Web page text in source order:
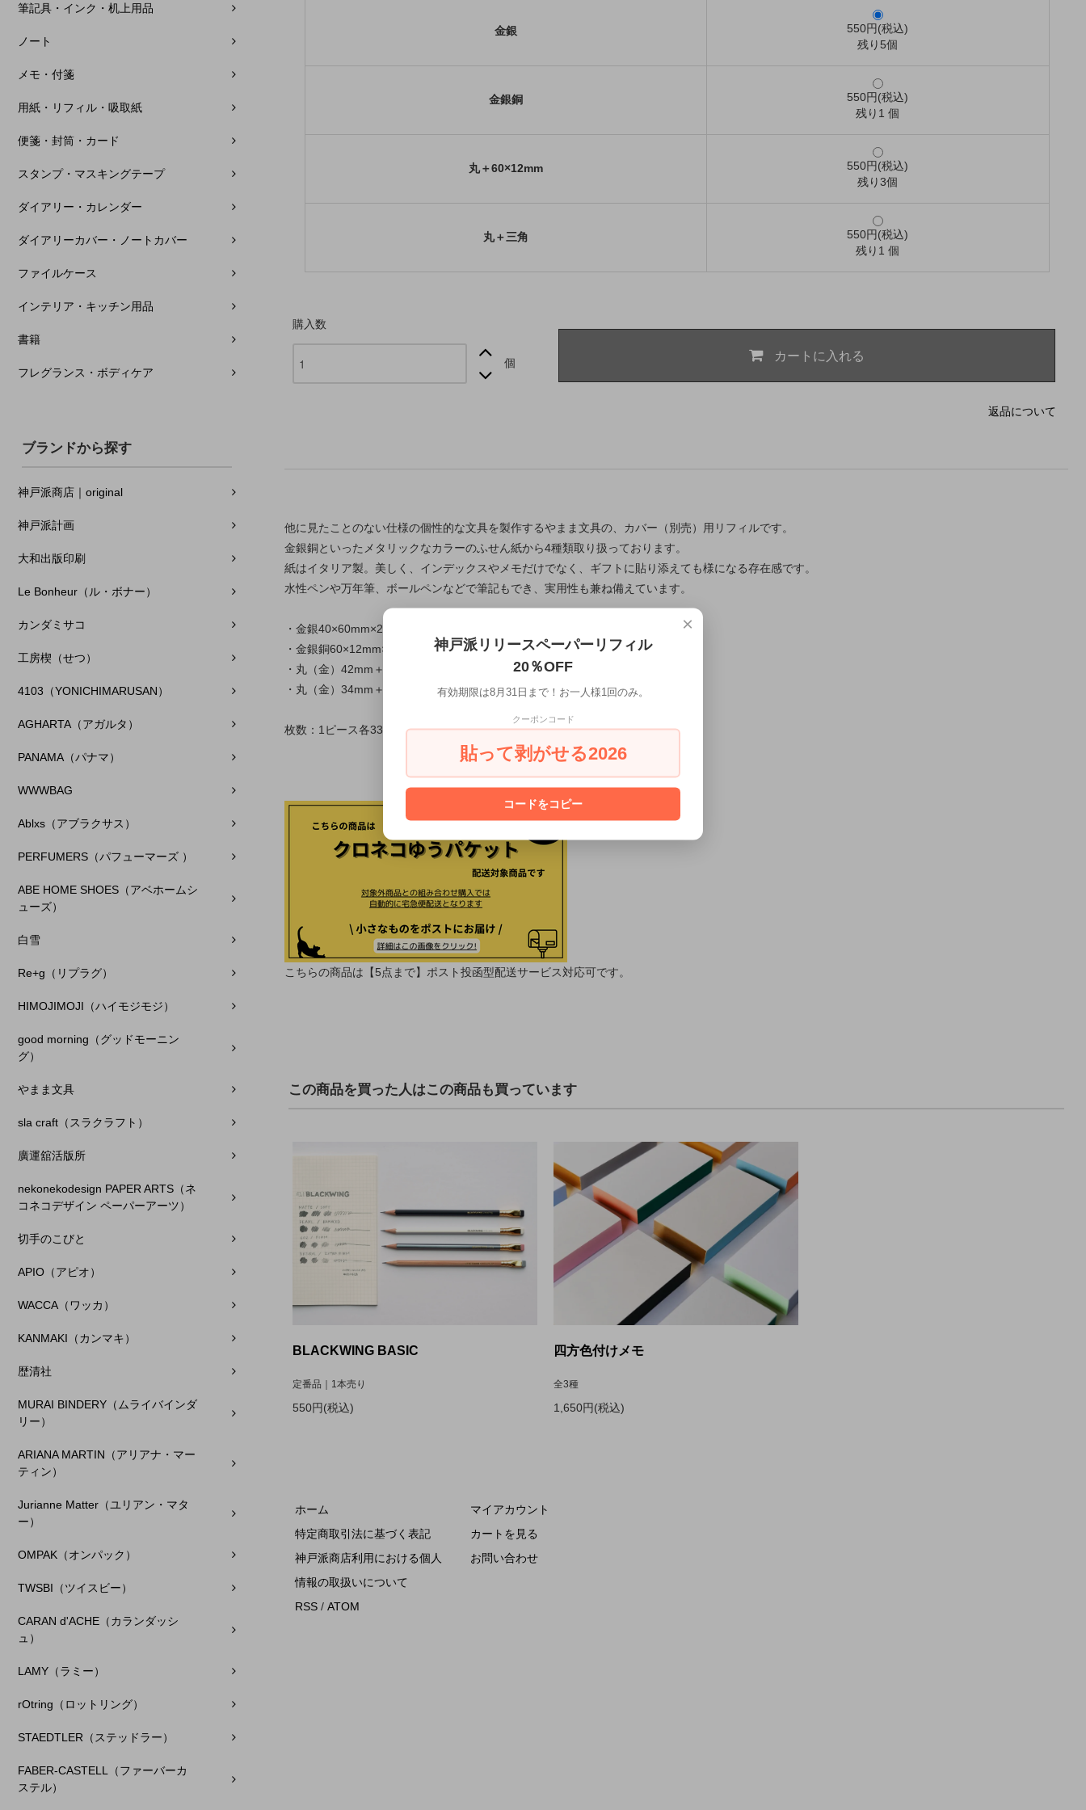
筆記具・インク・机上用品
ノート
メモ・付箋
用紙・リフィル・吸取紙
便箋・封筒・カード
スタンプ・マスキングテープ
ダイアリー・カレンダー
ダイアリーカバー・ノートカバー
ファイルケース
インテリア・キッチン用品
書籍
フレグランス・ボディケア
ブランドから探す
神戸派商店｜original
神戸派計画
大和出版印刷
Le Bonheur（ル・ボナー）
カンダミサコ
工房楔（せつ）
4103（YONICHIMARUSAN）
AGHARTA（アガルタ）
PANAMA（パナマ）
WWWBAG
Ablxs（アブラクサス）
PERFUMERS（パフューマーズ ）
ABE HOME SHOES（アベホームシ
ューズ）
白雪
Re+g（リプラグ）
HIMOJIMOJI（ハイモジモジ）
good morning（グッドモーニン
グ）
やまま文具
sla craft（スラクラフト）
廣運舘活版所
nekonekodesign PAPER ARTS（ネ
コネコデザイン ペーパーアーツ）
切手のこびと
APIO（アピオ）
WACCA（ワッカ）
KANMAKI（カンマキ）
歴清社
MURAI BINDERY（ムライバインダ
リー）
ARIANA MARTIN（アリアナ・マー
ティン）
Jurianne Matter（ユリアン・マタ
ー）
OMPAK（オンパック）
TWSBI（ツイスビー）
CARAN d'ACHE（カランダッシ
ュ）
LAMY（ラミー）
rOtring（ロットリング）
STAEDTLER（ステッドラー）
FABER-CASTELL（ファーバーカ
ステル）
金銀
550円(税込)
残り5個
金銀銅
550円(税込)
残り1 個
丸＋60×12mm
550円(税込)
残り3個
丸＋三角
550円(税込)
残り1 個
購入数
個 カートに入れる
返品について
他に見たことのない仕様の個性的な文具を製作するやまま文具の、カバー（別売）用リフィルです。
金銀銅といったメタリックなカラーのふせん紙から4種類取り扱っております。
紙はイタリア製。美しく、インデックスやメモだけでなく、ギフトに貼り添えても様になる存在感です。
水性ペンや万年筆、ボールペンなどで筆記もでき、実用性も兼ね備えています。
・金銀40×60mm×2ピース
・金銀銅60×12mm×6ピース
・丸（金）42mm＋銀銅60×12mm×2ピース
・丸（金）34mm＋三角（銀）38mm
枚数：1ピース各33枚
こちらの商品は【5点まで】ポスト投函型配送サービス対応可です。
この商品を買った人はこの商品も買っています
BLACKWING BASIC
定番品｜1本売り
550円(税込)
四方色付けメモ
全3種
1,650円(税込)
ホーム
特定商取引法に基づく表記
神戸派商店利用における個人
情報の取扱いについて
RSS / ATOM
マイアカウント
カートを見る
お問い合わせ
×
神戸派リリースペーパーリフィル
20％OFF
有効期限は8月31日まで！お一人様1回のみ。
クーポンコード
貼って剥がせる2026
コードをコピー